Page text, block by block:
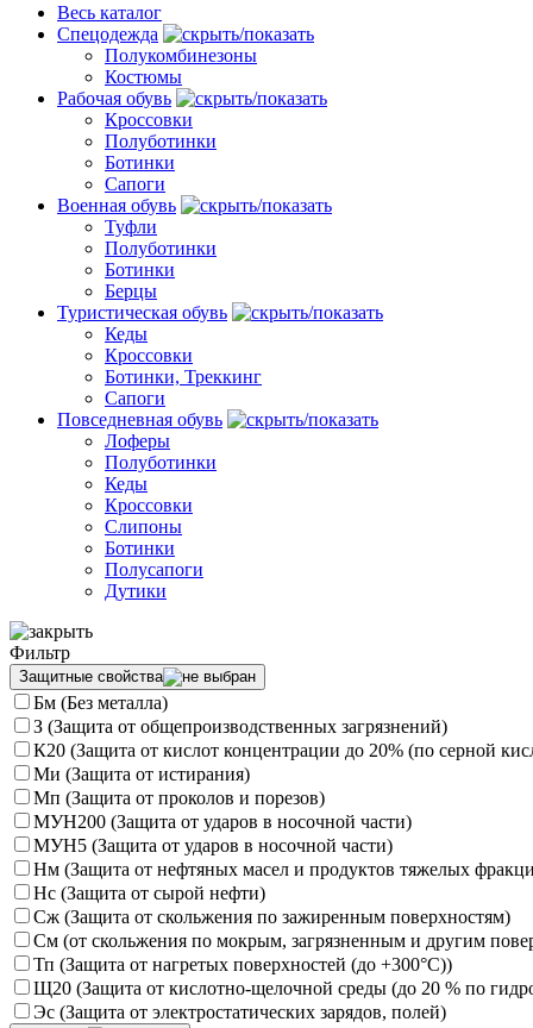
Весь каталог
Спецодежда
Полукомбинезоны
Костюмы
Рабочая обувь
Кроссовки
Полуботинки
Ботинки
Сапоги
Военная обувь
Туфли
Полуботинки
Ботинки
Берцы
Туристическая обувь
Кеды
Кроссовки
Ботинки, Треккинг
Сапоги
Повседневная обувь
Лоферы
Полуботинки
Кеды
Кроссовки
Слипоны
Ботинки
Полусапоги
Дутики
Фильтр
Защитные свойства
Бм (Без металла)
З (Защита от общепроизводственных загрязнений)
К20 (Защита от кислот концентрации до 20% (по серной
Ми (Защита от истирания)
Мп (Защита от проколов и порезов)
МУН200 (Защита от ударов в носочной части)
МУН5 (Защита от ударов в носочной части)
Нм (Защита от нефтяных масел и продуктов тяжелых
Нс (Защита от сырой нефти)
Сж (Защита от скольжения по зажиренным поверхностям)
См (от скольжения по мокрым, загрязненным и другим
Тп (Защита от нагретых поверхностей (до +300°С))
Щ20 (Защита от кислотно-щелочной среды (до 20 % по
Эс (Защита от электростатических зарядов, полей)